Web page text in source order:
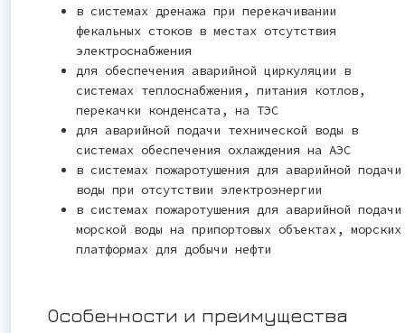
в системах дренажа при перекачивании
фекальных стоков в местах отсутствия
электроснабжения
для обеспечения аварийной циркуляции в
системах теплоснабжения, питания котлов,
перекачки конденсата, на ТЭС
для аварийной подачи технической воды в
системах обеспечения охлаждения на АЭС
в системах пожаротушения для аварийной подачи
воды при отсутствии электроэнергии
в системах пожаротушения для аварийной подачи
морской воды на припортовых объектах, морских
платформах для добычи нефти
Особенности и преимущества